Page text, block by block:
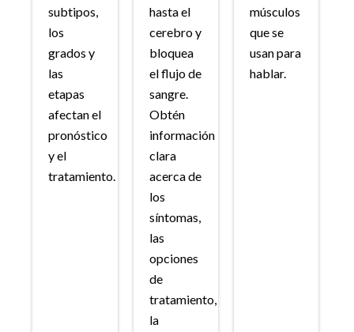
subtipos,
los
grados y
las
etapas
afectan el
pronóstico
y el
tratamiento.
hasta el
cerebro y
bloquea
el flujo de
sangre.
Obtén
información
clara
acerca de
los
síntomas,
las
opciones
de
tratamiento,
la
músculos
que se
usan para
hablar.